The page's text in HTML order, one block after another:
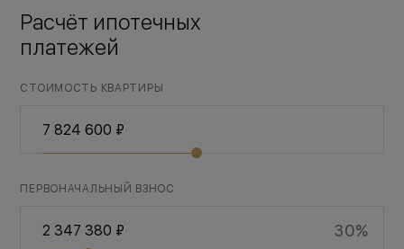
Расчёт ипотечных
платежей
СТОИМОСТЬ КВАРТИРЫ
ПЕРВОНАЧАЛЬНЫЙ ВЗНОС
30%